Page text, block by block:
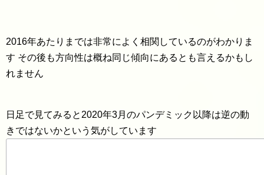
2016年あたりまでは非常によく相関しているのがわかりま
す その後も方向性は概ね同じ傾向にあるとも言えるかもし
れません
日足で見てみると2020年3月のパンデミック以降は逆の動
きではないかという気がしています